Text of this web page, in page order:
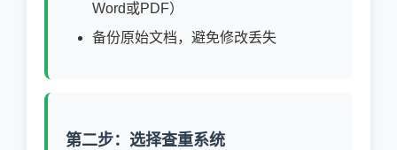
Word或PDF）
备份原始文档，避免修改丢失
第二步：选择查重系统